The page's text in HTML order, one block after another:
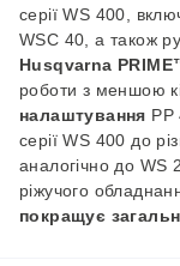
серії WS 400,
WSC 40, а також
Husqvarna
роботи з меншою
налаштування PP
серії WS 400 до
аналогічно до WS
ріжучого
покращує